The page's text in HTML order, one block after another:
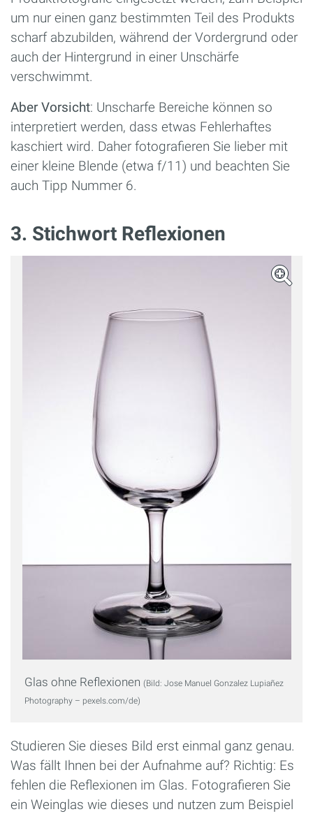
um nur einen ganz bestimmten Teil des Produkts
scharf abzubilden, während der Vordergrund oder
auch der Hintergrund in einer Unschärfe
verschwimmt.
Aber Vorsicht: Unscharfe Bereiche können so
interpretiert werden, dass etwas Fehlerhaftes
kaschiert wird. Daher fotografieren Sie lieber mit
einer kleine Blende (etwa f/11) und beachten Sie
auch Tipp Nummer 6.
3. Stichwort Reflexionen
Glas ohne Reflexionen (Bild: Jose Manuel Gonzalez Lupiañez
Photography – pexels.com/de)
Studieren Sie dieses Bild erst einmal ganz genau.
Was fällt Ihnen bei der Aufnahme auf? Richtig: Es
fehlen die Reflexionen im Glas. Fotografieren Sie
ein Weinglas wie dieses und nutzen zum Beispiel